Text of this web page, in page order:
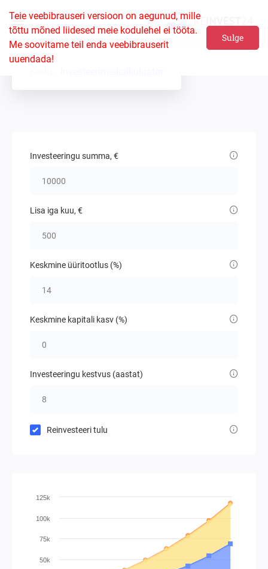
Teie veebibrauseri versioon on aegunud, mille
tõttu mõned liidesed meie kodulehel ei tööta.
Me soovitame teil enda veebibrauserit
uuendada!
Sulge
Investeeringu summa, €
Lisa iga kuu, €
Keskmine üüritootlus (%)
Keskmine kapitali kasv (%)
Investeeringu kestvus (aastat)
Reinvesteeri tulu
50k
75k
100k
125k